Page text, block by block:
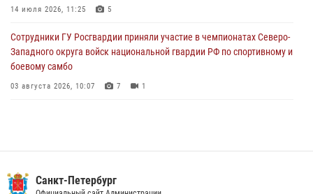
центре города
14 июля 2026, 11:25 5
Сотрудники ГУ Росгвардии приняли участие в чемпионатах Северо-
Западного округа войск национальной гвардии РФ по спортивному и
боевому самбо
03 августа 2026, 10:07 7 1
В Красногвардейском районе росгвардейцы задержали хулигана,
угрожавшего мужчине пневматическим пистолетом
Санкт-Петербург